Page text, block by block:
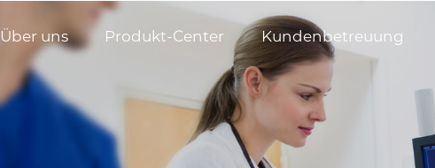
Über uns Produkt-Center Kundenbetreuung